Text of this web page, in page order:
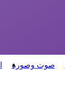
صوت وصورة